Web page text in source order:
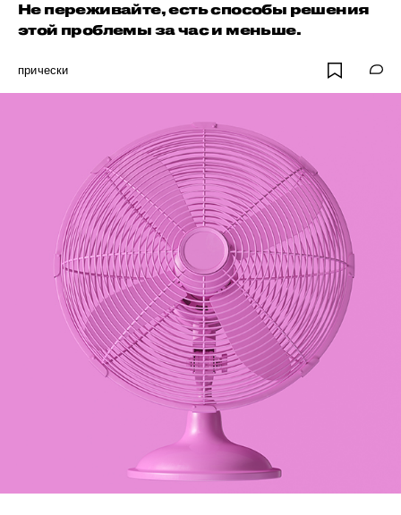
Не переживайте, есть способы решения
этой проблемы за час и меньше.
прически